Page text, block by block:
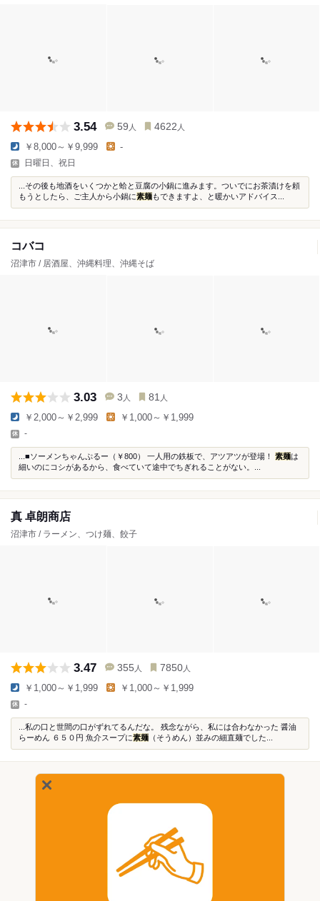
3.54 59 人 4622 人
￥8,000～￥9,999 -
日曜日、祝日
...その後も地酒をいくつかと蛤と豆腐の小鍋に進みます。ついでにお茶漬けを頼
もうとしたら、ご主人から小鍋に素麺もできますよ、と暖かいアドバイス...
コバコ
沼津市 / 居酒屋、沖縄料理、沖縄そば
3.03 3 人 81 人
￥2,000～￥2,999 ￥1,000～￥1,999
-
...■ソーメンちゃんぷるー（￥800） 一人用の鉄板で、アツアツが登場！ 素麺は
細いのにコシがあるから、食べていて途中でちぎれることがない。...
真 卓朗商店
沼津市 / ラーメン、つけ麺、餃子
3.47 355 人 7850 人
￥1,000～￥1,999 ￥1,000～￥1,999
-
...私の口と世間の口がずれてるんだな。 残念ながら、私には合わなかった 醤油
らーめん ６５０円 魚介スープに素麺 （そうめん）並みの細直麺でした...